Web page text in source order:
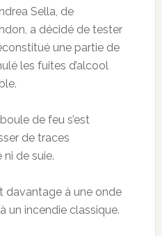
Sella, de
a décidé de tester
une partie de
les fuites d’alcool
de feu s’est
de traces
de suie.
davantage à une onde
un incendie classique.